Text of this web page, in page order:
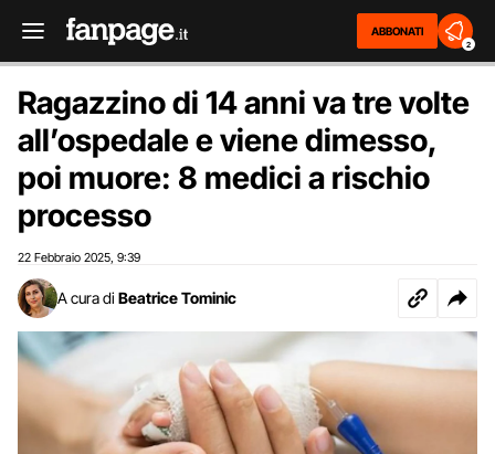
ABBONATI
2
Ragazzino di 14 anni va tre volte
all’ospedale e viene dimesso,
poi muore: 8 medici a rischio
processo
22 Febbraio 2025 9:39
A cura di Beatrice Tominic